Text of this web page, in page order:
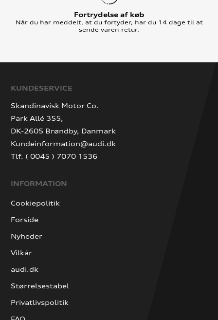
Fortrydelse af køb
Når du har meddelt, at du fortyder, har du 14 dage til at
sende varen retur.
KUNDESERVICE
Skandinavisk Motor Co.
Park Allé 355,
DK-2605 Brøndby, Danmark
Kundeinformation@audi.dk
Tlf. ( 0045 ) 7070 1536
INFORMATION
Cookiepolitik
Forside
Nyheder
Vilkår
audi.dk
Størrelsestabel
Privatlivspolitik